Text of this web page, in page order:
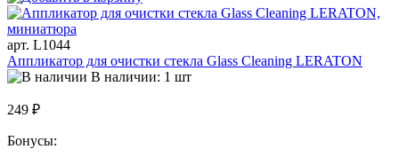
арт. L1044
Аппликатор для очистки стекла Glass Cleaning LERATON
В наличии: 1 шт
249 ₽
Бонусы: